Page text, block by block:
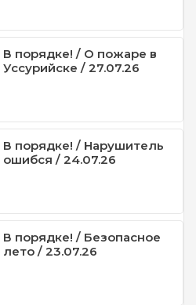
В порядке! / О пожаре в
Уссурийске / 27.07.26
В порядке! / Нарушитель
ошибся / 24.07.26
В порядке! / Безопасное
лето / 23.07.26